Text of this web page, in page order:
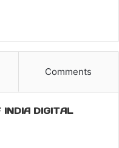
Comments
INDIA DIGITAL